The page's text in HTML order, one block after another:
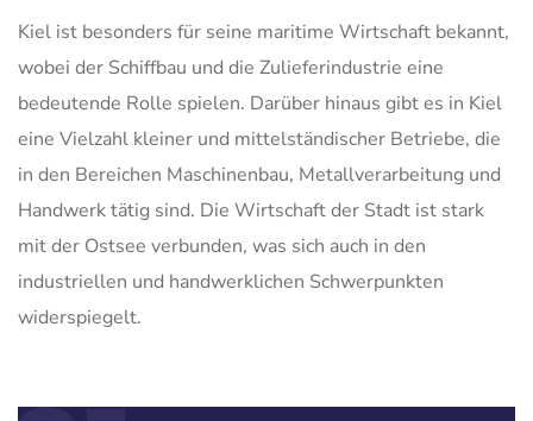
Kiel ist besonders für seine maritime Wirtschaft bekannt,
wobei der Schiffbau und die Zulieferindustrie eine
bedeutende Rolle spielen. Darüber hinaus gibt es in Kiel
eine Vielzahl kleiner und mittelständischer Betriebe, die
in den Bereichen Maschinenbau, Metallverarbeitung und
Handwerk tätig sind. Die Wirtschaft der Stadt ist stark
mit der Ostsee verbunden, was sich auch in den
industriellen und handwerklichen Schwerpunkten
widerspiegelt.